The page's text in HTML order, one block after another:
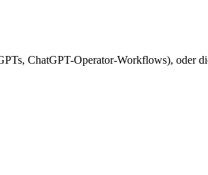
ChatGPT-Operator-Workflows), oder